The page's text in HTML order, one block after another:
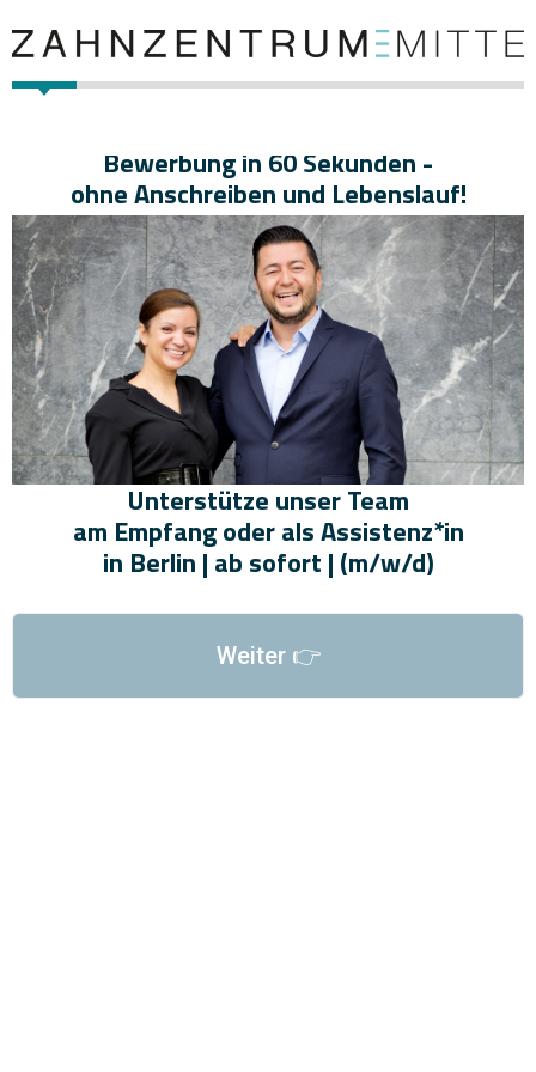
Bewerbung in 60 Sekunden -
ohne Anschreiben und Lebenslauf!
Unterstütze unser Team
am Empfang oder als Assistenz*in
in Berlin | ab sofort | (m/w/d)
Weiter 👉